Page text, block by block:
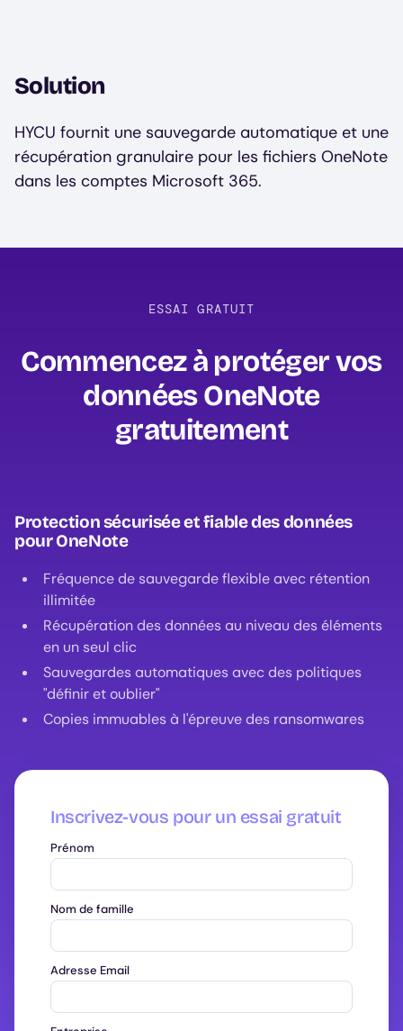
Solution
HYCU fournit une sauvegarde automatique et une
récupération granulaire pour les fichiers OneNote
dans les comptes Microsoft 365.
ESSAI GRATUIT
Commencez à protéger vos
données OneNote
gratuitement‍
Protection sécurisée et fiable des données
pour OneNote
Fréquence de sauvegarde flexible avec rétention
illimitée
Récupération des données au niveau des éléments
en un seul clic
Sauvegardes automatiques avec des politiques
"définir et oublier"
Copies immuables à l'épreuve des ransomwares
Inscrivez-vous pour un essai gratuit
Prénom
Nom de famille
Adresse Email